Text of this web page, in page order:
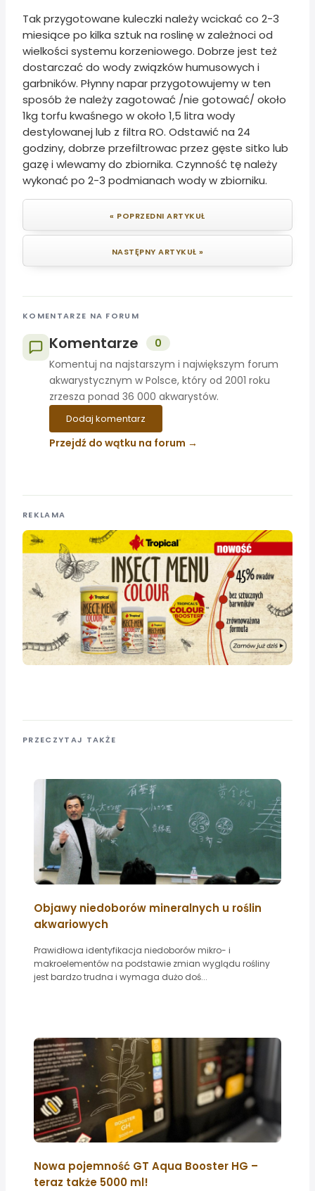
Tak przygotowane kuleczki należy wcickać co 2-3
miesiące po kilka sztuk na roslinę w zależnoci od
wielkości systemu korzeniowego. Dobrze jest też
dostarczać do wody związków humusowych i
garbników. Płynny napar przygotowujemy w ten
sposób że należy zagotować /nie gotować/ około
1kg torfu kwaśnego w około 1,5 litra wody
destylowanej lub z filtra RO. Odstawić na 24
godziny, dobrze przefiltrowac przez gęste sitko lub
gazę i wlewamy do zbiornika. Czynność tę należy
wykonać po 2-3 podmianach wody w zbiorniku.
« POPRZEDNI ARTYKUŁ
NASTĘPNY ARTYKUŁ »
KOMENTARZE NA FORUM
Komentarze
0
Komentuj na najstarszym i największym forum
akwarystycznym w Polsce, który od 2001 roku
zrzesza ponad 36 000 akwarystów.
Dodaj komentarz
Przejdź do wątku na forum
REKLAMA
PRZECZYTAJ TAKŻE
Objawy niedoborów mineralnych u roślin
akwariowych
Prawidłowa identyfikacja niedoborów mikro- i
makroelementów na podstawie zmian wyglądu rośliny
jest bardzo trudna i wymaga dużo doś...
Nowa pojemność GT Aqua Booster HG –
teraz także 5000 ml!